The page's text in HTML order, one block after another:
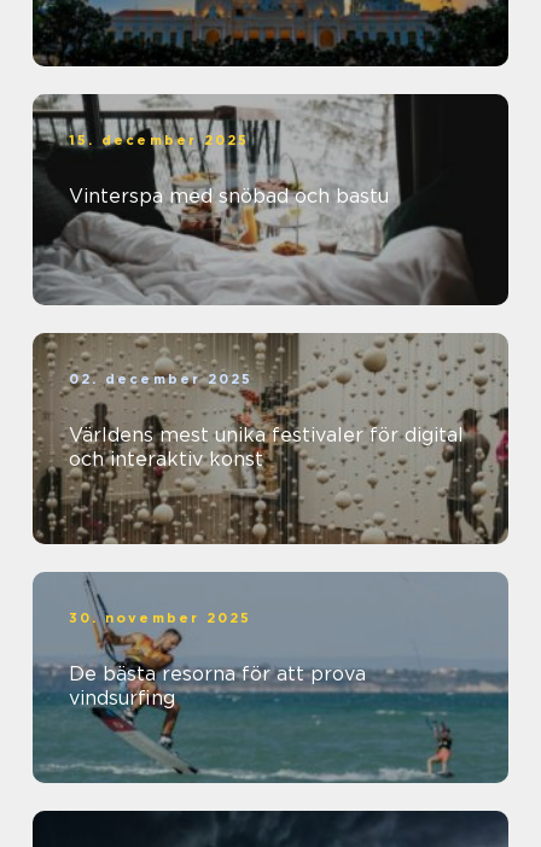
15. december 2025
Vinterspa med snöbad och bastu
02. december 2025
Världens mest unika festivaler för digital
och interaktiv konst
30. november 2025
De bästa resorna för att prova
vindsurfing